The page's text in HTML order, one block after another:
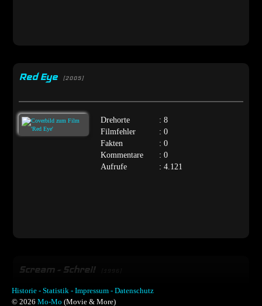
Red Eye [2005]
Drehorte
: 8
Filmfehler
: 0
Fakten
: 0
Kommentare
: 0
Aufrufe
: 4.121
Scream - Schrei!
Historie - Statistik - Impressum - Datenschutz
© 2026 Mo-Mo (Movie & More)